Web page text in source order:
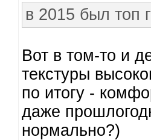
в 2015 был топ
Вот в том-то и
текстуры
по итогу -
даже
нормально?)